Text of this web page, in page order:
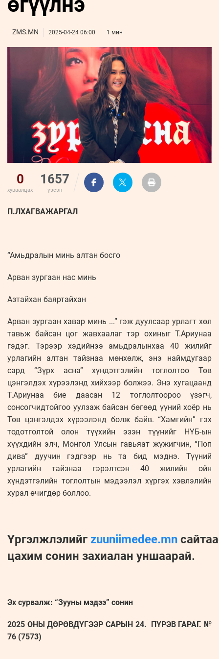
Нэвтрэх
Бизнес
Leaderships
УРЛАГ
ZMS.MN 2025-04-24 06:00 1 мин
0
хуваалцах
1657
үзсэн
П.ЛХАГВАЖАРГАЛ
“Амьдралын минь алтан босго
Арван зургаан нас минь
Азтайхан баяртайхан
Арван зургаан хавар минь ...” гэж дуулсаар урлагт хөл
тавьж байсан цог жавхаалаг тэр охиныг Т.Ариунаа
гэдэг. Тэрээр хэдийнээ амьдралынхаа 40 жилийг
урлагийн алтан тайзнаа мөнхөлж, энэ наймдугаар
сард “Зүрх асна” хүндэтгэлийн тоглолтоо Төв
цэнгэлдэх хүрээлэнд хийхээр болжээ. Энэ хугацаанд
Т.Ариунаа бие даасан 12 тоглолтоороо үзэгч,
сонсогчидтойгоо уулзаж байсан бөгөөд үүний хоёр нь
Төв цэнгэлдэх хүрээлэнд болж байв. “Хамгийн” гэх
тодотголтой олон түүхийн эзэн түүнийг НҮБ-ын
хүүхдийн элч, Монгол Улсын гавьяат жүжигчин, “Поп
дива” дуучин гэдгээр нь та бид мэднэ. Түүний
урлагийн тайзнаа гэрэлтсэн 40 жилийн ойн
хүндэтгэлийн тоглолтын мэдээлэл хүргэх хэвлэлийн
хурал өчигдөр боллоо.
Үргэлжлэлийг zuuniimedee.mn
цахим сонин захиалан уншаарай.
Эх сурвалж: “Зууны мэдээ” сонин
2025 ОНЫ ДӨРӨВДҮГЭЭР САРЫН 24. ПҮРЭВ ГАРАГ. №
76 (7573)